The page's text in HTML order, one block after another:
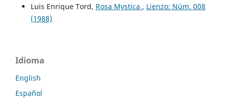
Luis Enrique Tord, Rosa Mystica , Lienzo: Núm. 008
(1988)
Idioma
English
Español